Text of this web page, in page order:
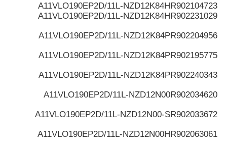
R902104723
A11VLO190EP2D/11L-NZD12K84H
R902231029
A11VLO190EP2D/11L-NZD12K84H
R902204956
A11VLO190EP2D/11L-NZD12K84P
R902195775
A11VLO190EP2D/11L-NZD12K84P
R902240343
A11VLO190EP2D/11L-NZD12K84P
R902034620
A11VLO190EP2D/11L-NZD12N00
R902033672
A11VLO190EP2D/11L-NZD12N00-S
R902063061
A11VLO190EP2D/11L-NZD12N00H